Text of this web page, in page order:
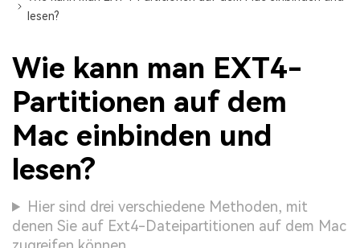
lesen?
Wie kann man EXT4-
Partitionen auf dem
Mac einbinden und
lesen?
Hier sind drei verschiedene Methoden, mit
denen Sie auf Ext4-Dateipartitionen auf dem Mac